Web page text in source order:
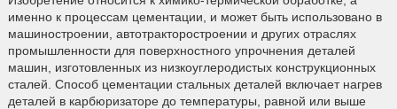
именно к процессам цементации, и может быть использовано в
машиностроении, автотракторостроении и других отраслях
промышленности для поверхностного упрочнения деталей
машин, изготовленных из низкоуглеродистых конструкционных
сталей. Способ цементации стальных деталей включает нагрев
деталей в карбюризаторе до температуры, равной или выше